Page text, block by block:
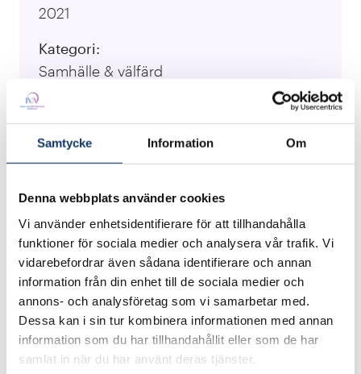
Samtycke Information Om
Denna webbplats använder cookies
Vi använder enhetsidentifierare för att tillhandahålla
funktioner för sociala medier och analysera vår trafik. Vi
vidarebefordrar även sådana identifierare och annan
information från din enhet till de sociala medier och
annons- och analysföretag som vi samarbetar med.
Dessa kan i sin tur kombinera informationen med annan
information som du har tillhandahållit eller som de har
samlat in när du har använt deras tjänster.
2021
Kategori:
Samhälle & välfärd
Lärosäten:
Jönköping University
Ansvarig forskare:
Besök projektets webbplats
Vi har utvecklat konceptet ”värdesystem” genom
forskning 2014-2021. Det bygger på Sveriges
etablering av försvarsförmåga på Gotland,
experimenterande med företagsinnovationer för